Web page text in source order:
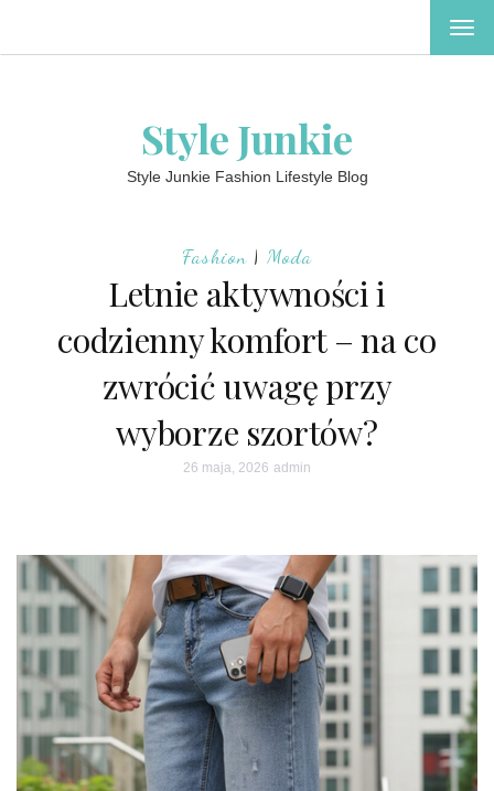
Style Junkie
Style Junkie Fashion Lifestyle Blog
Fashion | Moda
Letnie aktywności i
codzienny komfort – na co
zwrócić uwagę przy
wyborze szortów?
26 maja, 2026 admin